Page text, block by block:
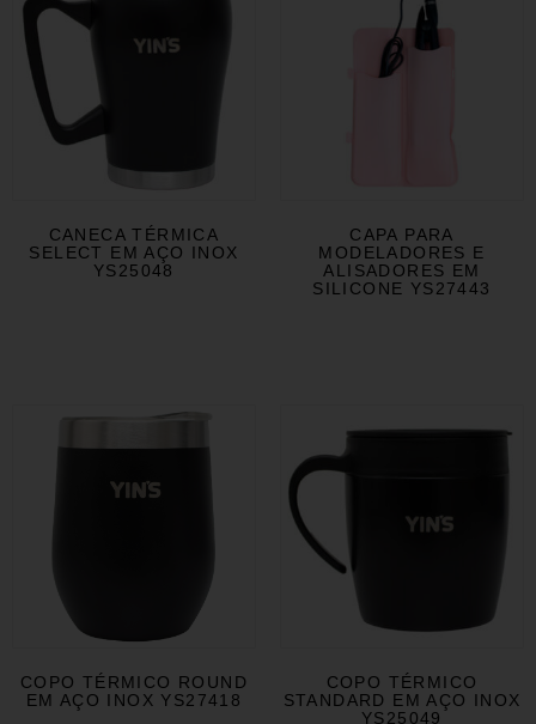
CANECA TÉRMICA
SELECT EM AÇO INOX
YS25048
CAPA PARA
MODELADORES E
ALISADORES EM
SILICONE YS27443
COPO TÉRMICO ROUND
EM AÇO INOX YS27418
COPO TÉRMICO
STANDARD EM AÇO INOX
YS25049